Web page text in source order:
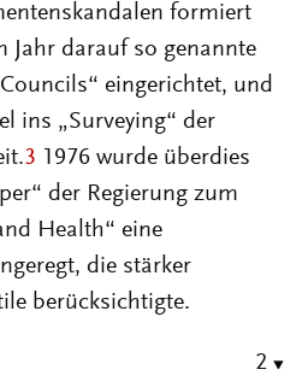
formiert
Jahr darauf so genannte
eingerichtet, und
ins „Surveying“ der
3 1976 wurde überdies
der Regierung zum
Health“ eine
die stärker
berücksichtigte.
2